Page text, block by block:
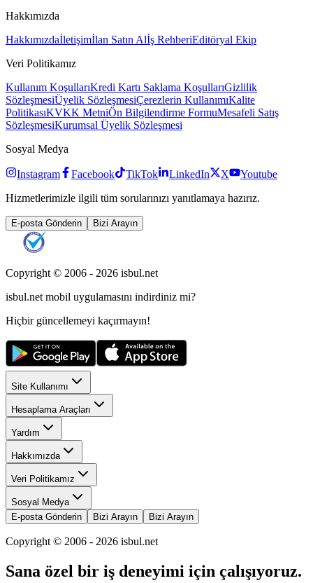
Hakkımızda
Hakkımızdaİletişimİlan Satın Alİş RehberiEditöryal Ekip
Veri Politikamız
Kullanım KoşullarıKredi Kartı Saklama KoşullarıGizlilik
SözleşmesiÜyelik SözleşmesiÇerezlerin KullanımıKalite
PolitikasıKVKK MetniÖn Bilgilendirme FormuMesafeli Satış
SözleşmesiKurumsal Üyelik Sözleşmesi
Sosyal Medya
Instagram Facebook TikTok LinkedIn X
Youtube
Hizmetlerimizle ilgili tüm sorularınızı yanıtlamaya hazırız.
E-posta Gönderin Bizi Arayın
Copyright © 2006 - 2026 isbul.net
isbul.net mobil uygulamasını indirdiniz mi?
Hiçbir güncellemeyi kaçırmayın!
Site Kullanımı
Hesaplama Araçları
Yardım
Hakkımızda
Veri Politikamız
Sosyal Medya
E-posta Gönderin
Bizi Arayın Bizi Arayın
Copyright © 2006 - 2026 isbul.net
Sana özel bir iş deneyimi için çalışıyoruz.